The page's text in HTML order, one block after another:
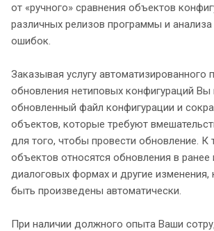
от «ручного» сравнения объектов
различных релизов программы и
ошибок.
Заказывая услугу
обновления нетиповых конфигураций Вы
обновленный файл конфигурации и
объектов, которые требуют
для того, чтобы провести обновление. К
объектов относятся обновления в
диалоговых формах и другие изменения,
быть произведены автоматически.
При наличии должного опыта Ваши